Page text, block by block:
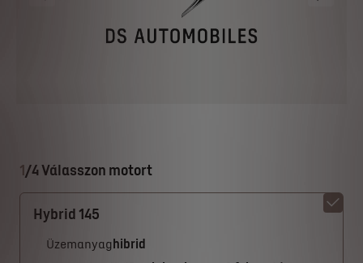
1 /4 Válasszon motort
Hybrid 145
Üzemanyag hibrid